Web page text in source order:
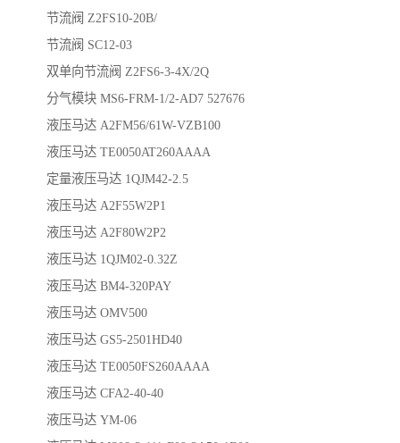
节流阀 Z2FS10-20B/
节流阀 SC12-03
双单向节流阀 Z2FS6-3-4X/2Q
分气模块 MS6-FRM-1/2-AD7 527676
液压马达 A2FM56/61W-VZB100
液压马达 TE0050AT260AAAA
定量液压马达 1QJM42-2.5
液压马达 A2F55W2P1
液压马达 A2F80W2P2
液压马达 1QJM02-0.32Z
液压马达 BM4-320PAY
液压马达 OMV500
液压马达 GS5-2501HD40
液压马达 TE0050FS260AAAA
液压马达 CFA2-40-40
液压马达 YM-06